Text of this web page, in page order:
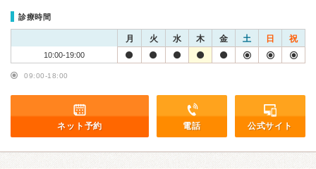
診療時間
月 火 水 木 金 土 日 祝
10:00-19:00
09:00-18:00
ネット予約 電話 公式サイト